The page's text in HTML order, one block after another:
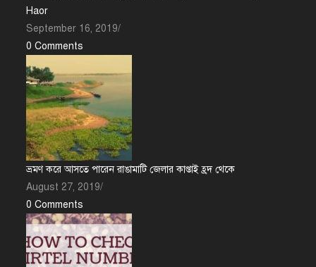
Haor
September 16, 2019/
0 Comments
ভ্রমণ করে আসতে পারেন রাঙামাটি জেলার কাপ্তাই হ্রদ থেকে
August 27, 2019/
0 Comments